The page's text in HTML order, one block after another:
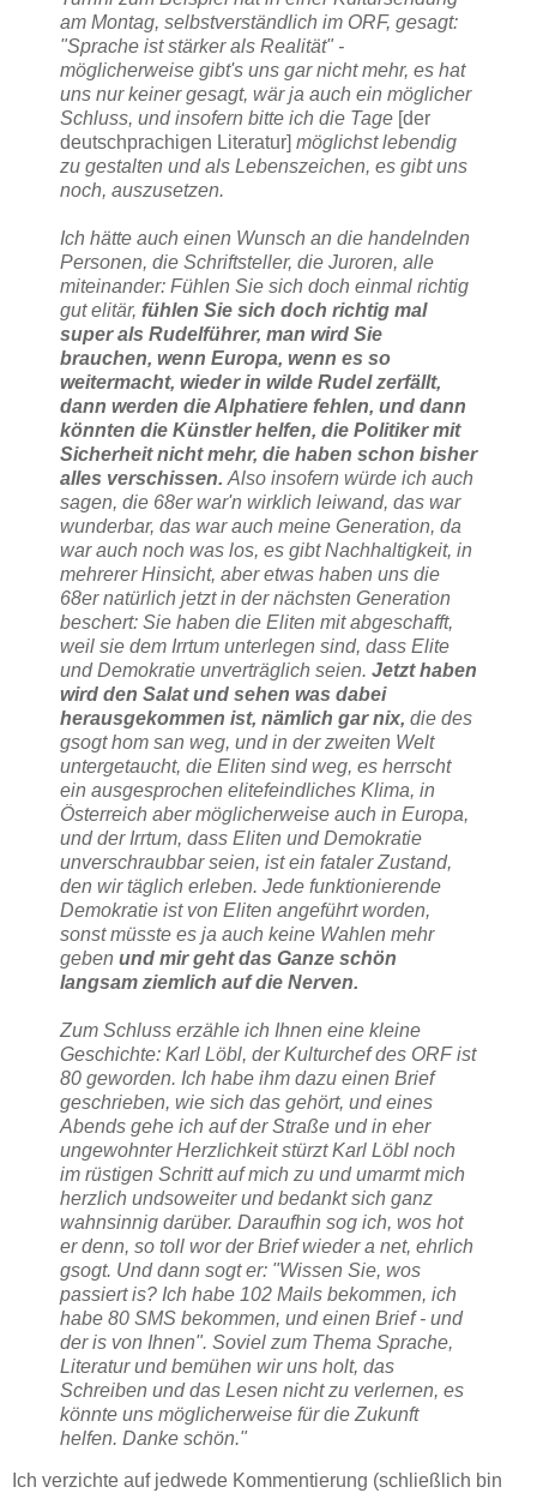
am Montag, selbstverständlich im ORF, gesagt:
"Sprache ist stärker als Realität" -
möglicherweise gibt's uns gar nicht mehr, es hat
uns nur keiner gesagt, wär ja auch ein möglicher
Schluss, und insofern bitte ich die Tage [der
deutschprachigen Literatur] möglichst lebendig
zu gestalten und als Lebenszeichen, es gibt uns
noch, auszusetzen.
Ich hätte auch einen Wunsch an die handelnden
Personen, die Schriftsteller, die Juroren, alle
miteinander: Fühlen Sie sich doch einmal richtig
gut elitär, fühlen Sie sich doch richtig mal
super als Rudelführer, man wird Sie
brauchen, wenn Europa, wenn es so
weitermacht, wieder in wilde Rudel zerfällt,
dann werden die Alphatiere fehlen, und dann
könnten die Künstler helfen, die Politiker mit
Sicherheit nicht mehr, die haben schon bisher
alles verschissen. Also insofern würde ich auch
sagen, die 68er war'n wirklich leiwand, das war
wunderbar, das war auch meine Generation, da
war auch noch was los, es gibt Nachhaltigkeit, in
mehrerer Hinsicht, aber etwas haben uns die
68er natürlich jetzt in der nächsten Generation
beschert: Sie haben die Eliten mit abgeschafft,
weil sie dem Irrtum unterlegen sind, dass Elite
und Demokratie unverträglich seien. Jetzt haben
wird den Salat und sehen was dabei
herausgekommen ist, nämlich gar nix, die des
gsogt hom san weg, und in der zweiten Welt
untergetaucht, die Eliten sind weg, es herrscht
ein ausgesprochen elitefeindliches Klima, in
Österreich aber möglicherweise auch in Europa,
und der Irrtum, dass Eliten und Demokratie
unverschraubbar seien, ist ein fataler Zustand,
den wir täglich erleben. Jede funktionierende
Demokratie ist von Eliten angeführt worden,
sonst müsste es ja auch keine Wahlen mehr
geben und mir geht das Ganze schön
langsam ziemlich auf die Nerven.
Zum Schluss erzähle ich Ihnen eine kleine
Geschichte: Karl Löbl, der Kulturchef des ORF ist
80 geworden. Ich habe ihm dazu einen Brief
geschrieben, wie sich das gehört, und eines
Abends gehe ich auf der Straße und in eher
ungewohnter Herzlichkeit stürzt Karl Löbl noch
im rüstigen Schritt auf mich zu und umarmt mich
herzlich undsoweiter und bedankt sich ganz
wahnsinnig darüber. Daraufhin sog ich, wos hot
er denn, so toll wor der Brief wieder a net, ehrlich
gsogt. Und dann sogt er: "Wissen Sie, wos
passiert is? Ich habe 102 Mails bekommen, ich
habe 80 SMS bekommen, und einen Brief - und
der is von Ihnen". Soviel zum Thema Sprache,
Literatur und bemühen wir uns holt, das
Schreiben und das Lesen nicht zu verlernen, es
könnte uns möglicherweise für die Zukunft
helfen. Danke schön."
Ich verzichte auf jedwede Kommentierung (schließlich bin